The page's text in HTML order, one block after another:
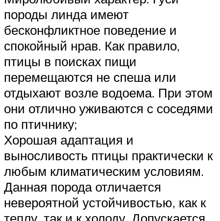
породы линда имеют
бесконфликтное поведение и
спокойный нрав. Как правило,
птицы в поисках пищи
перемещаются не спеша или
отдыхают возле водоема. При этом
они отлично уживаются с соседями
по птичнику;
Хорошая адаптация и
выносливость птицы практически к
любым климатическим условиям.
Данная порода отличается
невероятной устойчивостью, как к